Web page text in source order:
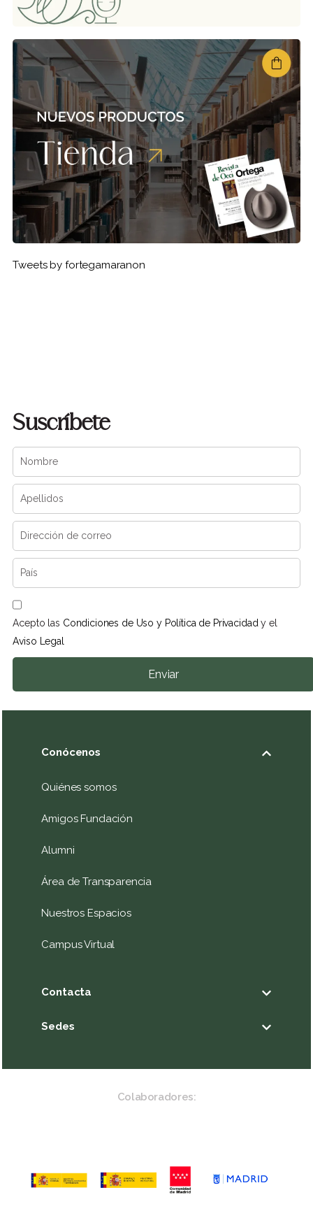
Tweets by fortegamaranon
Suscríbete
Acepto las Condiciones de Uso y Política de Privacidady el
Aviso Legal
Enviar
Conócenos
Quiénes somos
Amigos Fundación
Alumni
Área de Transparencia
Nuestros Espacios
Campus Virtual
Contacta
Sedes
Colaboradores: